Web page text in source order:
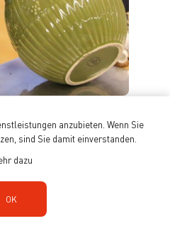
anzubieten. Wenn Sie
sind Sie damit einverstanden.
dazu
OK